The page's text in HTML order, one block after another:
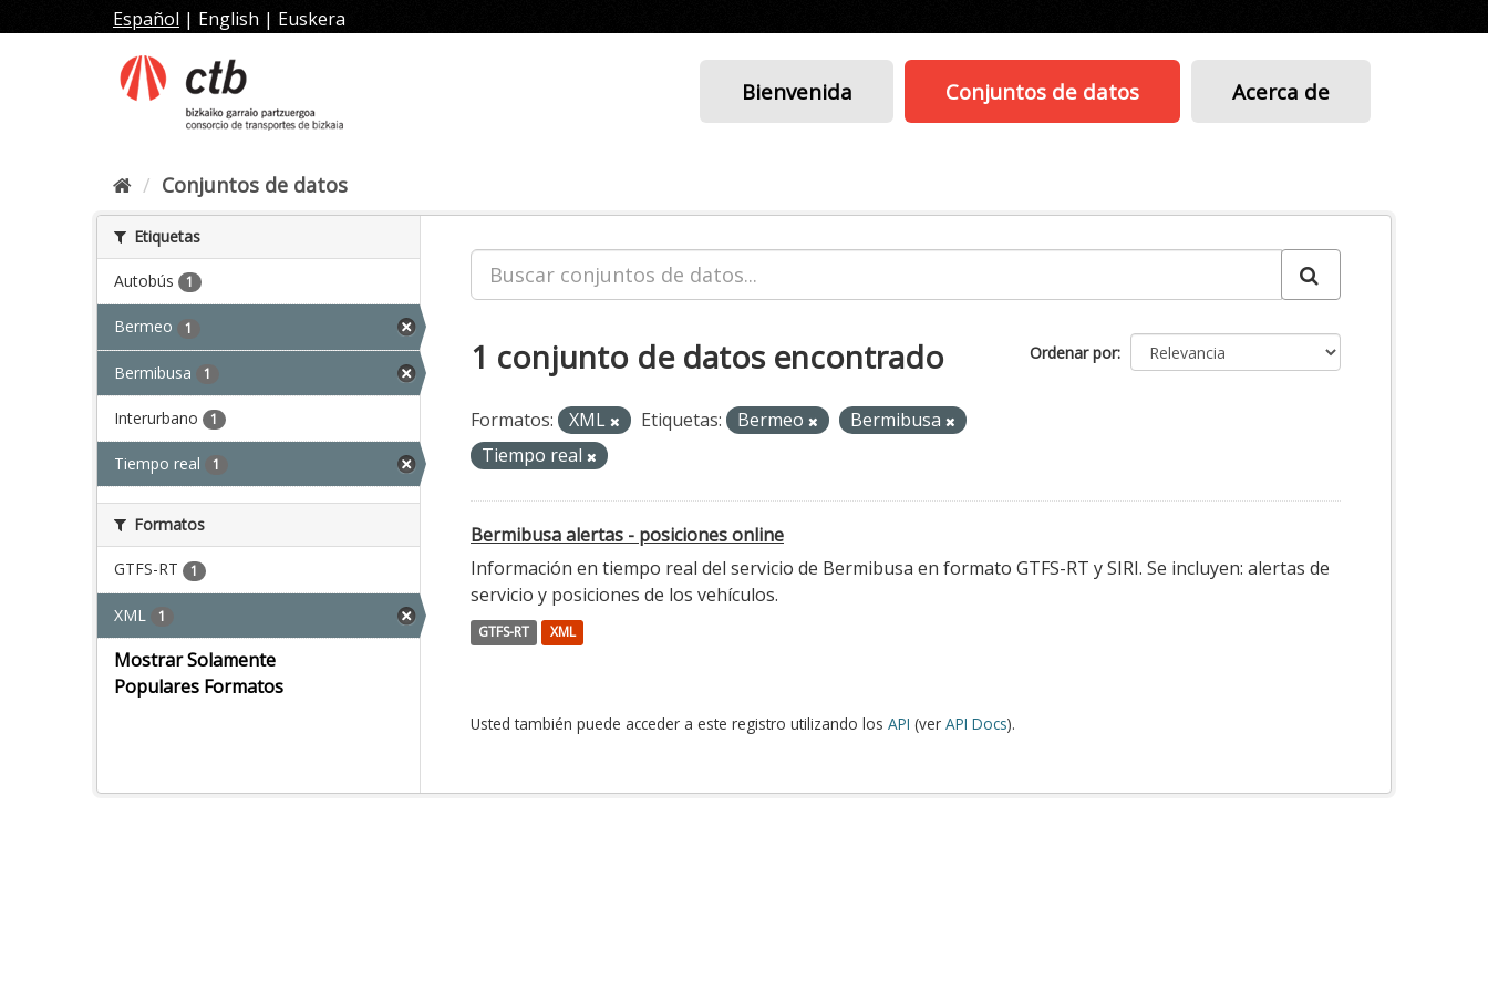
al
Español | English | Euskera
Bienvenida Conjuntos de datos Acerca de
Conjuntos de datos
Etiquetas
Autobús 1
Bermeo 1
Bermibusa 1
Interurbano 1
Tiempo real 1
Formatos
GTFS-RT 1
XML 1
Mostrar Solamente
Populares Formatos
Ordenar por
1 conjunto de datos encontrado
Formatos: XML Etiquetas: Bermeo
Bermibusa
Tiempo real
Bermibusa alertas - posiciones online
Información en tiempo real del servicio de Bermibusa en formato GTFS-RT y SIRI. Se incluyen: alertas de
servicio y posiciones de los vehículos.
GTFS-RT XML
Usted también puede acceder a este registro utilizando los API (ver API Docs).